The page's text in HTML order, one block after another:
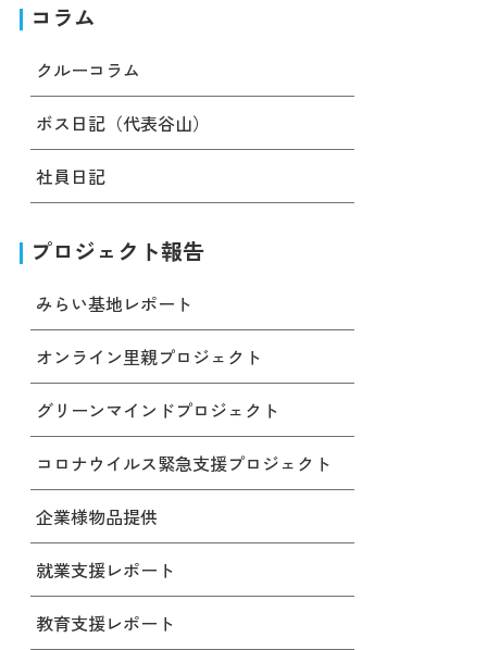
コラム
クルーコラム
ボス日記（代表谷山）
社員日記
プロジェクト報告
みらい基地レポート
オンライン里親プロジェクト
グリーンマインドプロジェクト
コロナウイルス緊急支援プロジェクト
企業様物品提供
就業支援レポート
教育支援レポート